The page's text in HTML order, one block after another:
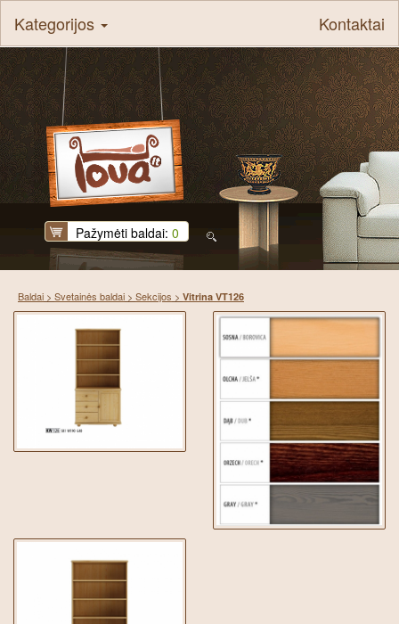
Kategorijos Kontaktai
Pažymėti baldai: 0
Baldai > Svetainės baldai > Sekcijos > Vitrina VT126